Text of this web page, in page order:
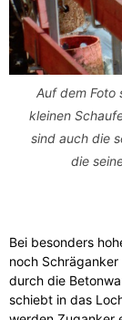
Auf dem Foto
kleinen
sind auch die
die
Bei besonders
noch
durch die
schiebt in das